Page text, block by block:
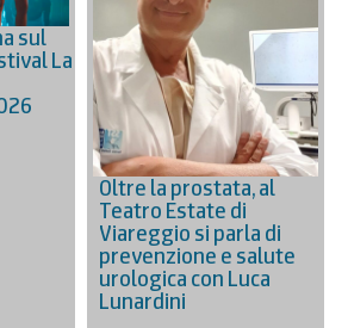
sul
La
Oltre la prostata, al
Teatro Estate di
Viareggio si parla di
prevenzione e salute
urologica con Luca
Lunardini